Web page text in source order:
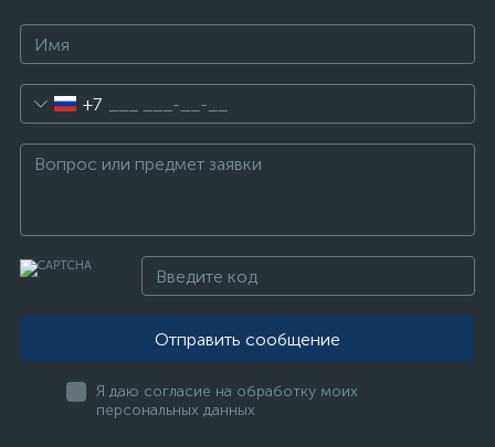
+7
Отправить сообщение
Я даю согласие на обработку моих
персональных данных